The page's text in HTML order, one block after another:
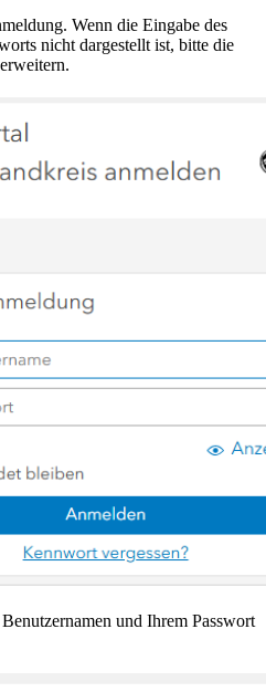
Wenn die Eingabe des
nicht dargestellt ist, bitte die
und Ihrem Passwort